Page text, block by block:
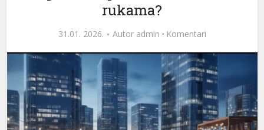
rukama?
31.01. 2026. Autor admin · Komentari